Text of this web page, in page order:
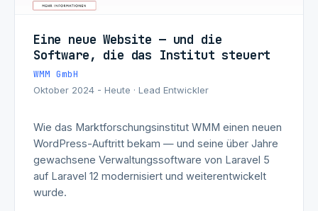
Eine neue Website — und die
Software, die das Institut steuert
WMM GmbH
Oktober 2024 - Heute · Lead Entwickler
Wie das Marktforschungsinstitut WMM einen neuen
WordPress-Auftritt bekam — und seine über Jahre
gewachsene Verwaltungssoftware von Laravel 5
auf Laravel 12 modernisiert und weiterentwickelt
wurde.